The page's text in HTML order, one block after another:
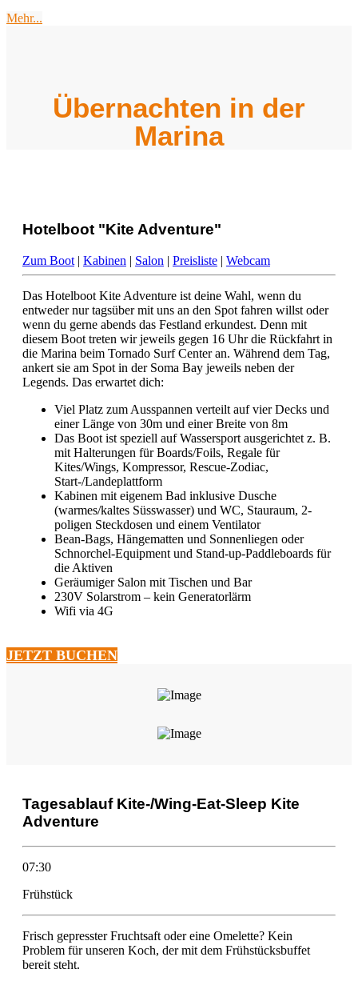
Mehr...
Übernachten in der
Marina
Hotelboot "Kite Adventure"
Zum Boot | Kabinen | Salon | Preisliste | Webcam
Das Hotelboot Kite Adventure ist deine Wahl, wenn du
entweder nur tagsüber mit uns an den Spot fahren willst oder
wenn du gerne abends das Festland erkundest. Denn mit
diesem Boot treten wir jeweils gegen 16 Uhr die Rückfahrt in
die Marina beim Tornado Surf Center an. Während dem Tag,
ankert sie am Spot in der Soma Bay jeweils neben der
Legends. Das erwartet dich:
Viel Platz zum Ausspannen verteilt auf vier Decks und
einer Länge von 30m und einer Breite von 8m
Das Boot ist speziell auf Wassersport ausgerichtet z. B.
mit Halterungen für Boards/Foils, Regale für
Kites/Wings, Kompressor, Rescue-Zodiac,
Start-/Landeplattform
Kabinen mit eigenem Bad inklusive Dusche
(warmes/kaltes Süsswasser) und WC, Stauraum, 2-
poligen Steckdosen und einem Ventilator
Bean-Bags, Hängematten und Sonnenliegen oder
Schnorchel-Equipment und Stand-up-Paddleboards für
die Aktiven
Geräumiger Salon mit Tischen und Bar
230V Solarstrom – kein Generatorlärm
Wifi via 4G
JETZT BUCHEN
Tagesablauf Kite-/Wing-Eat-Sleep Kite
Adventure
07:30
Frühstück
Frisch gepresster Fruchtsaft oder eine Omelette? Kein
Problem für unseren Koch, der mit dem Frühstücksbuffet
bereit steht.